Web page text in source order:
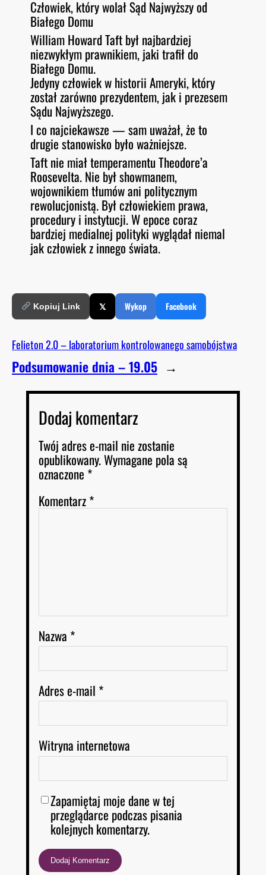
O
D
E
RSS FEED
LINK
EMBED
Człowiek, który wolał Sąd Najwyższy od
Białego Domu
William Howard Taft był najbardziej
niezwykłym prawnikiem, jaki trafił do
Białego Domu.
Jedyny człowiek w historii Ameryki, który
został zarówno prezydentem, jak i prezesem
Sądu Najwyższego.
I co najciekawsze — sam uważał, że to
drugie stanowisko było ważniejsze.
Taft nie miał temperamentu Theodore’a
Roosevelta. Nie był showmanem,
wojownikiem tłumów ani politycznym
rewolucjonistą. Był człowiekiem prawa,
procedury i instytucji. W epoce coraz
bardziej medialnej polityki wyglądał niemal
jak człowiek z innego świata.
Kopiuj Link 𝕏 Wykop Facebook
Felieton 2.0 – laboratorium kontrolowanego samobójstwa
Podsumowanie dnia – 19.05 →
Dodaj komentarz
Twój adres e-mail nie zostanie
opublikowany.Wymagane pola są
oznaczone *
Komentarz*
Nazwa *
Adres e-mail *
Witryna internetowa
Zapamiętaj moje dane w tej
przeglądarce podczas pisania
kolejnych komentarzy.